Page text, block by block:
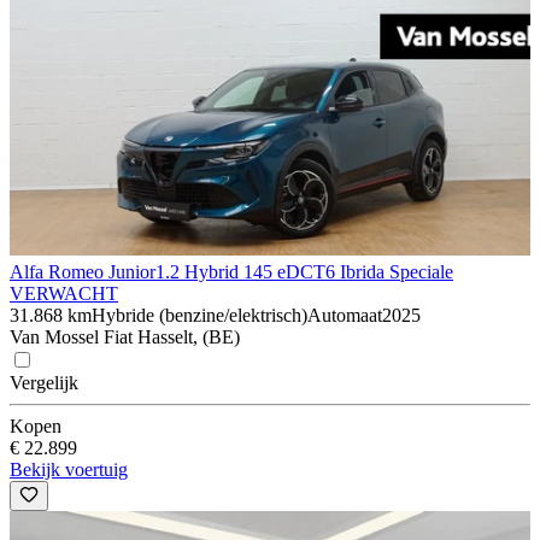
Alfa Romeo Junior1.2 Hybrid 145 eDCT6 Ibrida Speciale
VERWACHT
31.868 kmHybride (benzine/elektrisch)Automaat2025
Van Mossel Fiat Hasselt, (BE)
Vergelijk
Kopen
€ 22.899
Bekijk voertuig